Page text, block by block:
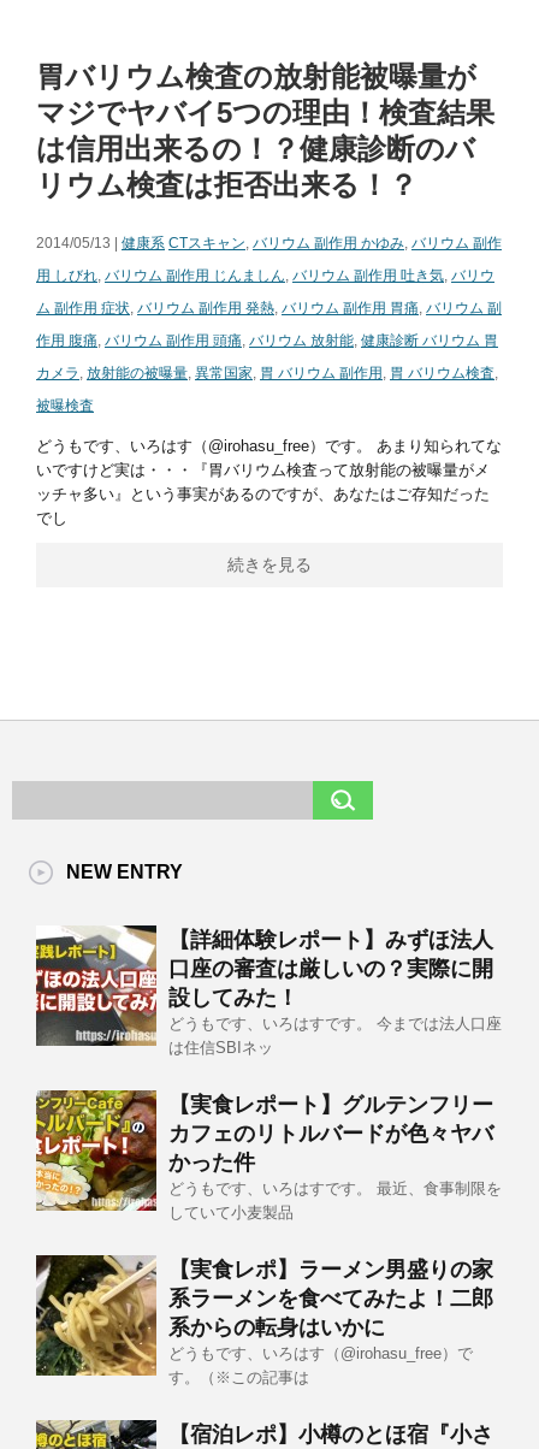
胃バリウム検査の放射能被曝量が
マジでヤバイ5つの理由！検査結果
は信用出来るの！？健康診断のバ
リウム検査は拒否出来る！？
2014/05/13 | 健康系 CTスキャン, バリウム 副作用 かゆみ, バリウム 副作
用 しびれ, バリウム 副作用 じんましん, バリウム 副作用 吐き気, バリウ
ム 副作用 症状, バリウム 副作用 発熱, バリウム 副作用 胃痛, バリウム 副
作用 腹痛, バリウム 副作用 頭痛, バリウム 放射能, 健康診断 バリウム 胃
カメラ , 放射能の被曝量, 異常国家, 胃 バリウム 副作用 , 胃 バリウム検査,
被曝検査
どうもです、いろはす（@irohasu_free）です。 あまり知られてな
いですけど実は・・・『胃バリウム検査って放射能の被曝量がメ
ッチャ多い』という事実があるのですが、あなたはご存知だった
でし
続きを見る
NEW ENTRY
【詳細体験レポート】みずほ法人
口座の審査は厳しいの？実際に開
設してみた！
どうもです、いろはすです。 今までは法人口座
は住信SBIネッ
【実食レポート】グルテンフリー
カフェのリトルバードが色々ヤバ
かった件
どうもです、いろはすです。 最近、食事制限を
していて小麦製品
【実食レポ】ラーメン男盛りの家
系ラーメンを食べてみたよ！二郎
系からの転身はいかに
どうもです、いろはす（@irohasu_free）で
す。（※この記事は
【宿泊レポ】小樽のとほ宿『小さ